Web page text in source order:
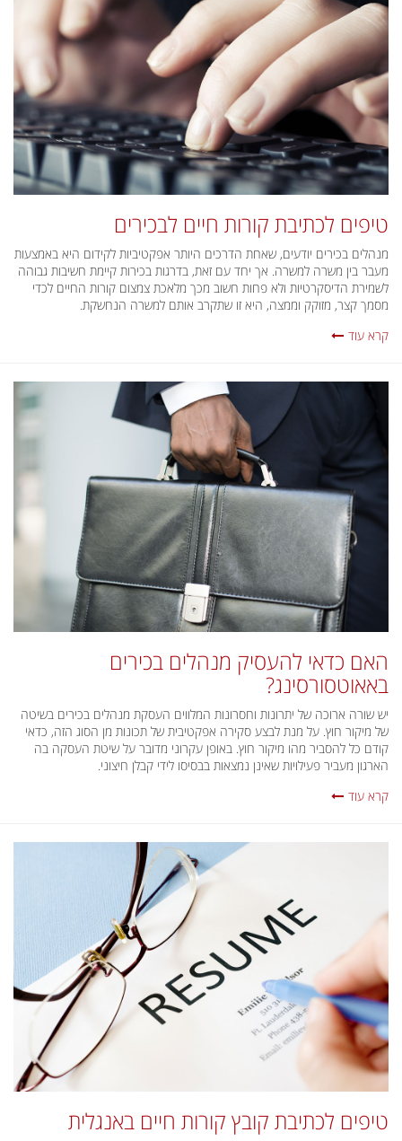
טיפים לכתיבת קורות חיים לבכירים
מנהלים בכירים יודעים, שאחת הדרכים היותר אפקטיביות לקידום היא באמצעות
מעבר בין משרה למשרה. אך יחד עם זאת, בדרגות בכירות קיימת חשיבות גבוהה
לשמירת הדיסקרטיות ולא פחות חשוב מכך מלאכת צמצום קורות החיים לכדי
מסמך קצר, מזוקק וממצה, היא זו שתקרב אותם למשרה הנחשקת.
קרא עוד
האם כדאי להעסיק מנהלים בכירים
באאוטסורסינג?
יש שורה ארוכה של יתרונות וחסרונות המלווים העסקת מנהלים בכירים בשיטה
של מיקור חוץ. על מנת לבצע סקירה אפקטיבית של תכונות מן הסוג הזה, כדאי
קודם כל להסביר מהו מיקור חוץ. באופן עקרוני מדובר על שיטת העסקה בה
הארגון מעביר פעילויות שאינן נמצאות בבסיסו לידי קבלן חיצוני.
קרא עוד
טיפים לכתיבת קובץ קורות חיים באנגלית